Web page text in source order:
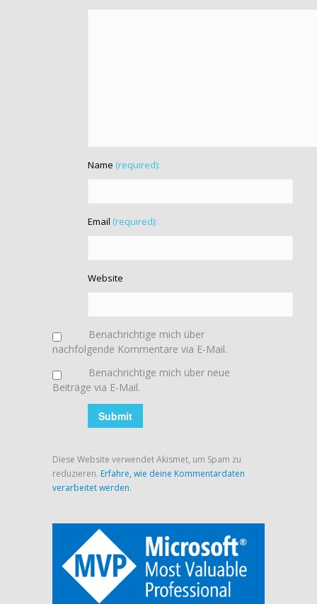
Name (required):
Email (required):
Website
Benachrichtige mich über
nachfolgende Kommentare via E-Mail.
Benachrichtige mich über neue
Beiträge via E-Mail.
Diese Website verwendet Akismet, um Spam zu
reduzieren. Erfahre, wie deine Kommentardaten
verarbeitet werden.